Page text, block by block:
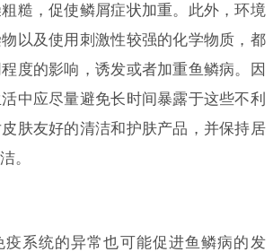
糙，促使鳞屑症状加重。此外，环境
以及使用刺激性较强的化学物质，都
度的影响，诱发或者加重鱼鳞病。因
中应尽量避免长时间暴露于这些不利
肤友好的清洁和护肤产品，并保持居
。
疫系统的异常也可能促进鱼鳞病的发